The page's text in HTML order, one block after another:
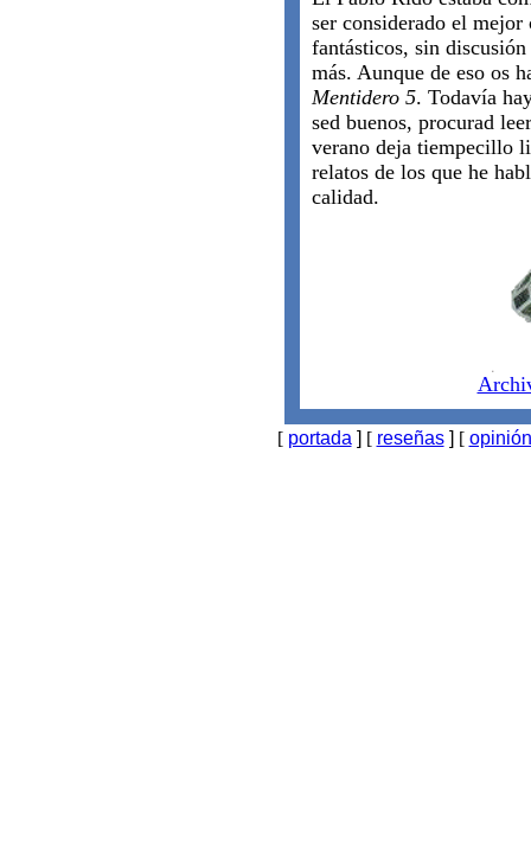
ser considerado el mejor
fantásticos, sin
más. Aunque de eso os
Mentidero 5. Todavía
sed buenos, procurad
verano deja tiempecillo
relatos de los que he
calidad.
[ portada ] [ reseñas] [ opinión